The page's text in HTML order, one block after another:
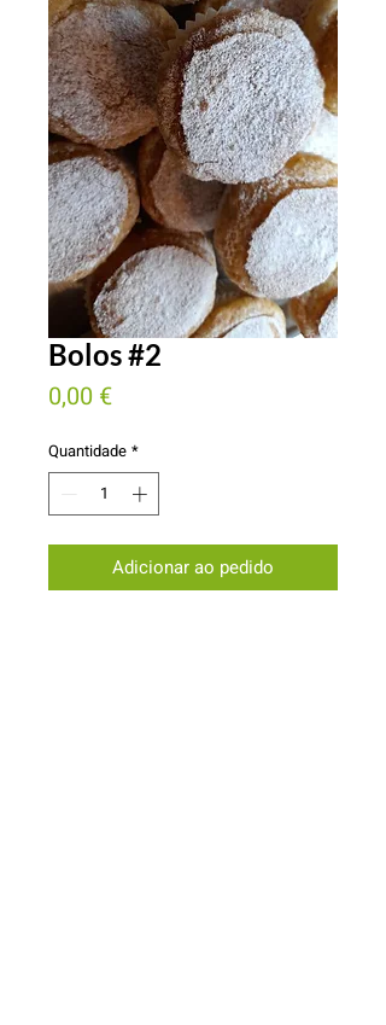
Bolos #2
0,00 €Preço
Quantidade *
Adicionar ao pedido